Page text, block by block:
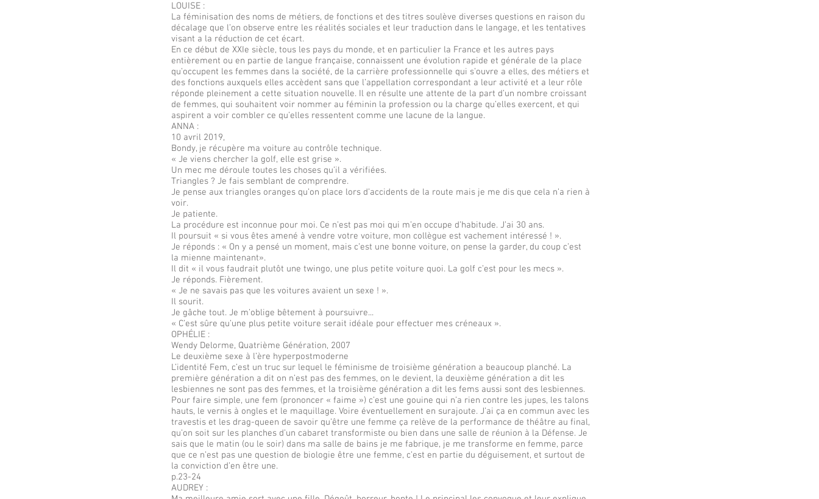
LOUISE :
La féminisation des noms de métiers, de fonctions et des titres soulève diverses questions en raison du
décalage que l’on observe entre les réalités sociales et leur traduction dans le langage, et les tentatives
visant a la réduction de cet écart.
En ce début de XXIe siècle, tous les pays du monde, et en particulier la France et les autres pays
entièrement ou en partie de langue française, connaissent une évolution rapide et générale de la place
qu’occupent les femmes dans la société, de la carrière professionnelle qui s’ouvre a elles, des métiers et
des fonctions auxquels elles accèdent sans que l’appellation correspondant a leur activité et a leur rôle
réponde pleinement a cette situation nouvelle. Il en résulte une attente de la part d’un nombre croissant
de femmes, qui souhaitent voir nommer au féminin la profession ou la charge qu’elles exercent, et qui
aspirent a voir combler ce qu’elles ressentent comme une lacune de la langue.
ANNA :
10 avril 2019,
Bondy, je récupère ma voiture au contrôle technique.
« Je viens chercher la golf, elle est grise ».
Un mec me déroule toutes les choses qu’il a vérifiées.
Triangles ? Je fais semblant de comprendre.
Je pense aux triangles oranges qu’on place lors d’accidents de la route mais je me dis que cela n’a rien à
voir.
Je patiente.
La procédure est inconnue pour moi. Ce n’est pas moi qui m’en occupe d’habitude. J’ai 30 ans.
Il poursuit « si vous êtes amené à vendre votre voiture, mon collègue est vachement intéressé ! ».
Je réponds : « On y a pensé un moment, mais c’est une bonne voiture, on pense la garder, du coup c’est
la mienne maintenant».
Il dit « il vous faudrait plutôt une twingo, une plus petite voiture quoi. La golf c’est pour les mecs ».
Je réponds. Fièrement.
« Je ne savais pas que les voitures avaient un sexe ! ».
Il sourit.
Je gâche tout. Je m’oblige bêtement à poursuivre...
« C’est sûre qu’une plus petite voiture serait idéale pour effectuer mes créneaux ».
OPHÉLIE :
Wendy Delorme, Quatrième Génération, 2007
Le deuxième sexe à l’ère hyperpostmoderne
L’identité Fem, c’est un truc sur lequel le féminisme de troisième génération a beaucoup planché. La
première génération a dit on n’est pas des femmes, on le devient, la deuxième génération a dit les
lesbiennes ne sont pas des femmes, et la troisième génération a dit les fems aussi sont des lesbiennes.
Pour faire simple, une fem (prononcer « faime ») c’est une gouine qui n’a rien contre les jupes, les talons
hauts, le vernis à ongles et le maquillage. Voire éventuellement en surajoute. J’ai ça en commun avec les
travestis et les drag-queen de savoir qu’être une femme ça relève de la performance de théâtre au final,
qu’on soit sur les planches d’un cabaret transformiste ou bien dans une salle de réunion à la Défense. Je
sais que le matin (ou le soir) dans ma salle de bains je me fabrique, je me transforme en femme, parce
que ce n’est pas une question de biologie être une femme, c’est en partie du déguisement, et surtout de
la conviction d’en être une.
p.23-24
AUDREY :